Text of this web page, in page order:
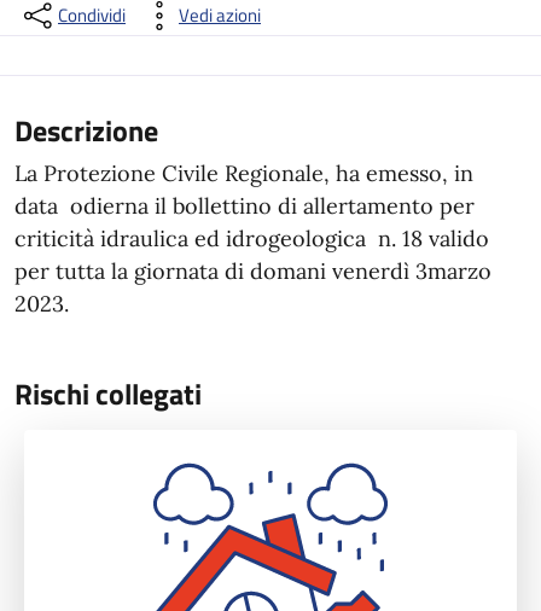
Condividi Vedi azioni
Descrizione
La Protezione Civile Regionale, ha emesso, in
data odierna il bollettino di allertamento per
criticità idraulica ed idrogeologica n. 18 valido
per tutta la giornata di domani venerdì 3marzo
2023.
Rischi collegati